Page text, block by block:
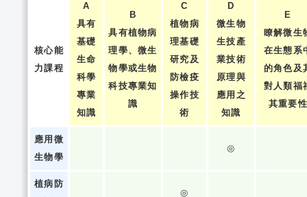
核心能
力課程
A
具有
基礎
生命
科學
專業
知識
B
具有植物病
理學、微生
物學或生物
科技專業知
識
C
植物病
理基礎
研究及
防檢疫
操作技
術
D
微生物
生技產
業技術
原理與
應用之
知識
E
瞭解微生
在生態系
的角色及
對人類福
其重要
應用微
生物學
◎
植病防
◎